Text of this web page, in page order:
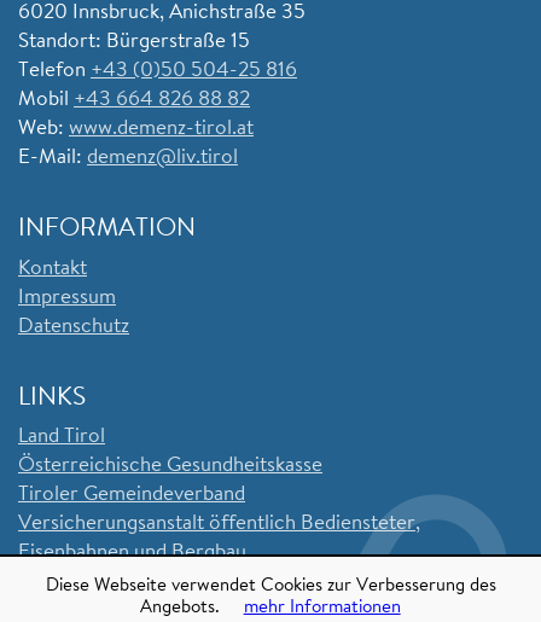
6020 Innsbruck, Anichstraße 35
Standort: Bürgerstraße 15
Telefon +43 (0)50 504-25 816
Mobil +43 664 826 88 82
Web: www.demenz-tirol.at
E-Mail: demenz@liv.tirol
INFORMATION
Kontakt
Impressum
Datenschutz
LINKS
Land Tirol
Österreichische Gesundheitskasse
Tiroler Gemeindeverband
Versicherungsanstalt öffentlich Bediensteter,
Eisenbahnen und Bergbau
Sozialversicherungsanstalt der Selbstständigen
Diese Webseite verwendet Cookies zur Verbesserung des
Angebots.
mehr Informationen